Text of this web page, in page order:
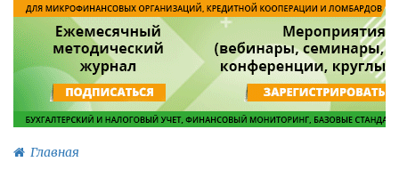
Главная